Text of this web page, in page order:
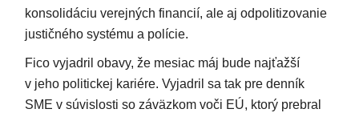
konsolidáciu verejných financií, ale aj odpolitizovanie
justičného systému a polície.
Fico vyjadril obavy, že mesiac máj bude najťažší
v jeho politickej kariére. Vyjadril sa tak pre denník
SME v súvislosti so záväzkom voči EÚ, ktorý prebral